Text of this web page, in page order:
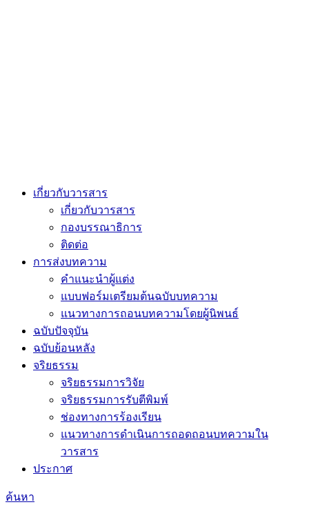
เกี่ยวกับวารสาร
เกี่ยวกับวารสาร
กองบรรณาธิการ
ติดต่อ
การส่งบทความ
คำแนะนำผู้แต่ง
แบบฟอร์มเตรียมต้นฉบับบทความ
แนวทางการถอนบทความโดยผู้นิพนธ์
ฉบับปัจจุบัน
ฉบับย้อนหลัง
จริยธรรม
จริยธรรมการวิจัย
จริยธรรมการรับตีพิมพ์
ช่องทางการร้องเรียน
แนวทางการดำเนินการถอดถอนบทความใน
วารสาร
ประกาศ
ค้นหา